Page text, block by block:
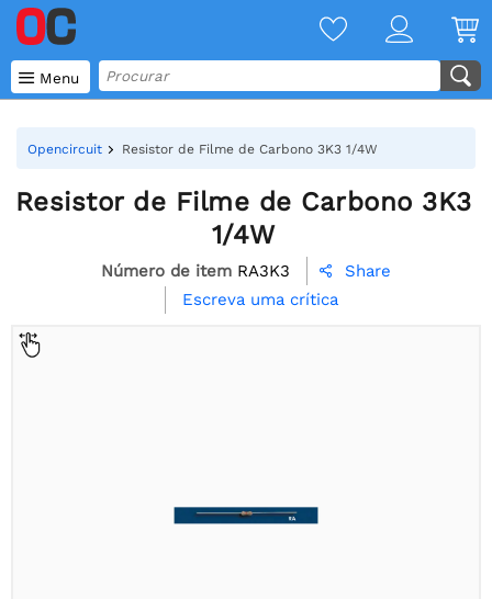
 Menu
Opencircuit Resistor de Filme de Carbono 3K3 1/4W
Resistor de Filme de Carbono 3K3
1/4W
Número de item RA3K3 
Share
Escreva uma crítica